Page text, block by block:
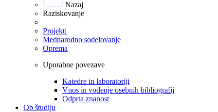
Nazaj
Raziskovanje
Projekti
Mednarodno sodelovanje
Oprema
Uporabne povezave
Katedre in laboratoriji
Vnos in vodenje osebnih bibliografij
Odprta znanost
Ob študiju